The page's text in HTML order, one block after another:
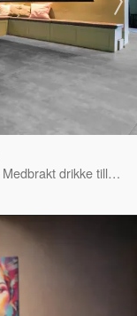
Medbrakt drikke tillatt